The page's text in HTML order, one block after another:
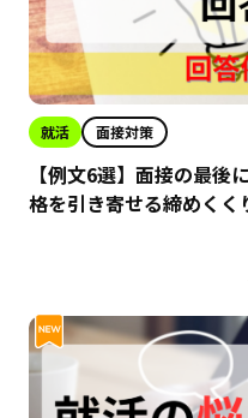
就活 面接対策
【例文6選】面接の最後
格を引き寄せる締めくく